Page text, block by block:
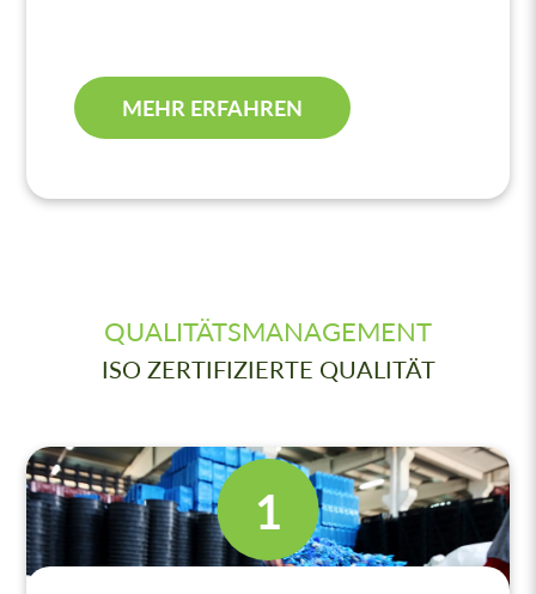
MEHR ERFAHREN
QUALITÄTSMANAGEMENT
ISO ZERTIFIZIERTE QUALITÄT